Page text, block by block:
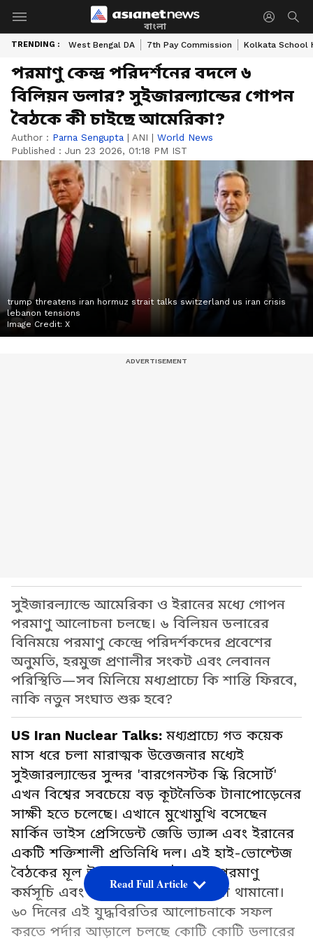
বাংলা
TRENDING : West Bengal DA 7th Pay Commission Kolkata School
পরমাণু কেন্দ্র পরিদর্শনের বদলে ৬
বিলিয়ন ডলার? সুইজারল্যান্ডের গোপন
বৈঠকে কী চাইছে আমেরিকা?
Author : Parna Sengupta | ANI | World News
Published : Jun 23 2026, 01:18 PM IST
trump threatens iran hormuz strait talks switzerland us iran crisis
lebanon tensions
Image Credit: X
সুইজারল্যান্ডে আমেরিকা ও ইরানের মধ্যে গোপন
পরমাণু আলোচনা চলছে। ৬ বিলিয়ন ডলারের
বিনিময়ে পরমাণু কেন্দ্রে পরিদর্শকদের প্রবেশের
অনুমতি, হরমুজ প্রণালীর সংকট এবং লেবানন
পরিস্থিতি—সব মিলিয়ে মধ্যপ্রাচ্যে কি শান্তি ফিরবে,
নাকি নতুন সংঘাত শুরু হবে?
US Iran Nuclear Talks: মধ্যপ্রাচ্যে গত কয়েক
মাস ধরে চলা মারাত্মক উত্তেজনার মধ্যেই
সুইজারল্যান্ডের সুন্দর 'বারগেনস্টক স্কি রিসোর্ট'
এখন বিশ্বের সবচেয়ে বড় কূটনৈতিক টানাপোড়েনের
সাক্ষী হতে চলেছে। এখানে মুখোমুখি বসেছেন
মার্কিন ভাইস প্রেসিডেন্ট জেডি ভ্যান্স এবং ইরানের
একটি শক্তিশালী প্রতিনিধি দল। এই হাই-ভোল্টেজ
বৈঠকের মূল উদ্দেশ্য হলো—ইরানের পরমাণু
কর্মসূচি এবং লেবাননে চলা ধ্বংসলীলা থামানো।
৬০ দিনের এই যুদ্ধবিরতির আলোচনাকে সফল
করতে পর্দার আড়ালে চলছে কোটি কোটি ডলারের
Read Full Article